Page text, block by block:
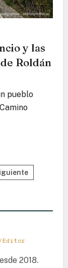
y las
Roldán
pueblo
Editor
2018.